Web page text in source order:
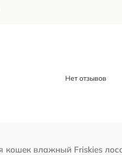
Нет отзывов
кошек влажный Friskies